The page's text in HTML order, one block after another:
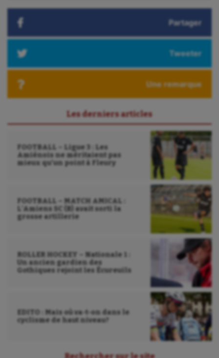
Ultimate frisbee
Wakeboard
Water-polo
Partager
Tweeter
Une remarque
Les derniers articles
FOOTBALL – Ligue 3 : Les
Amiénois ne méritaient pas
mieux qu’un point à Fleury
FOOTBALL – MATCH AMICAL :
L’Amiens SC (B) avait sorti la
grosse artillerie
ROLLER HOCKEY – Nationale 1 :
Un ancien gardien des
Gothiques rejoint les Écureuils
EDITO : Mais où va-t-on dans le
cyclisme de haut niveau?